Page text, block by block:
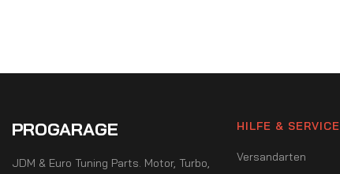
PROGARAGE
JDM & Euro Tuning Parts. Motor, Turbo,
HILFE & SERVICE
Versandarten